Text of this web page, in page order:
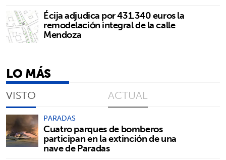
Écija adjudica por 431.340 euros la
remodelación integral de la calle
Mendoza
LO MÁS
VISTO ACTUAL
PARADAS
Cuatro parques de bomberos
participan en la extinción de una
nave de Paradas